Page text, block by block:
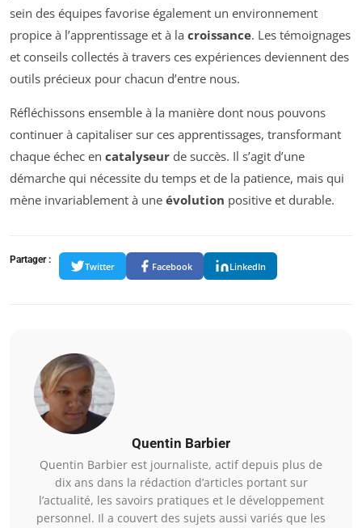
sein des équipes favorise également un environnement
propice à l’apprentissage et à la croissance. Les témoignages
et conseils collectés à travers ces expériences deviennent des
outils précieux pour chacun d’entre nous.
Réfléchissons ensemble à la manière dont nous pouvons
continuer à capitaliser sur ces apprentissages, transformant
chaque échec en catalyseur de succès. Il s’agit d’une
démarche qui nécessite du temps et de la patience, mais qui
mène invariablement à une évolution positive et durable.
Partager :
Twitter Facebook LinkedIn
Quentin Barbier
Quentin Barbier est journaliste, actif depuis plus de
dix ans dans la rédaction d’articles portant sur
l’actualité, les savoirs pratiques et le développement
personnel. Il a couvert des sujets aussi variés que les